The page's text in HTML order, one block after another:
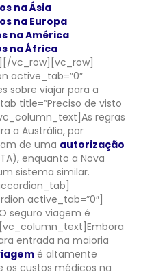
na Ásia
na Europa
na América
na África
vc_row][vc_row]
active_tab=”0″
sobre viajar para a
title=”Preciso de visto
As regras
a Austrália, por
de uma autorização
enquanto a Nova
sistema similar.
active_tab=”0″]
seguro viagem é
Embora
entrada na maioria
é altamente
os custos médicos na